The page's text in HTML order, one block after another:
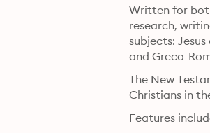
Written for
research,
subjects:
and Greco-
The New
Christians in
Features